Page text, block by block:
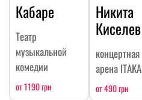
Кабаре
Театр
музыкальной
комедии
от 1190 грн
Никита
Киселев
концертная
арена ITAKA
от 490 грн